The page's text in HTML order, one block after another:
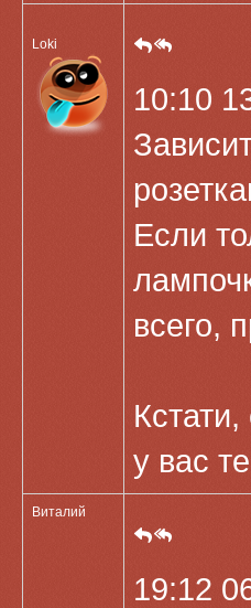
Loki
10:10
Если
всего,
у вас
Виталий
19:12